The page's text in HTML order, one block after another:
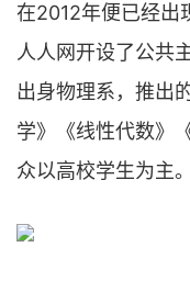
在2012年便已经出
人人网开设了公共
出身物理系，推出
学》《线性代数》
众以高校学生为主。